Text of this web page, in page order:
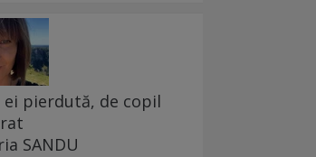
ei pierdută, de copil
SANDU